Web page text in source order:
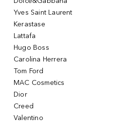
Yves Saint Laurent
Kerastase
Lattafa
Hugo Boss
Carolina Herrera
Tom Ford
MAC Cosmetics
Dior
Creed
Valentino